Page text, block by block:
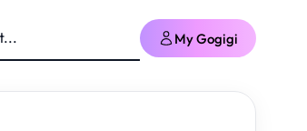
My Gogigi